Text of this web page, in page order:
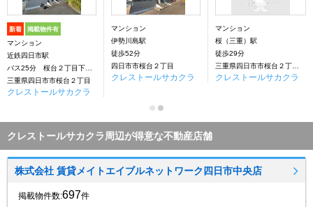
新着 掲載物件有
マンション
近鉄四日市駅
バス25分 桜台２丁目下車：停歩1分
三重県四日市市桜台２丁目
クレストールサカクラ
マンション
伊勢川島駅
徒歩52分
四日市市桜台２丁目
クレストールサカクラ
マンション
桜（三重）駅
徒歩29分
クレストールサカクラ
クレストールサカクラ周辺が得意な不動産店舗
株式会社 賃貸メイトエイブルネットワーク四日市中央店
掲載物件数:697件